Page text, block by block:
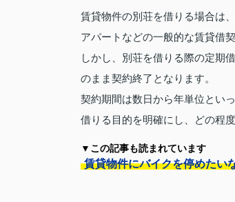
賃貸物件の別荘を借りる場合は
アパートなどの一般的な賃貸借
しかし、別荘を借りる際の定期
のまま契約終了となります。
契約期間は数日から年単位とい
借りる目的を明確にし、どの程
▼この記事も読まれています
賃貸物件にバイクを停めたい